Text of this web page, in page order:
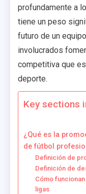
profundamente a
tiene un peso
futuro de un
involucrados
competitiva que
deporte.
Key sections
¿Qué es la
de fútbol
Definición de
Definición de
Cómo
ligas